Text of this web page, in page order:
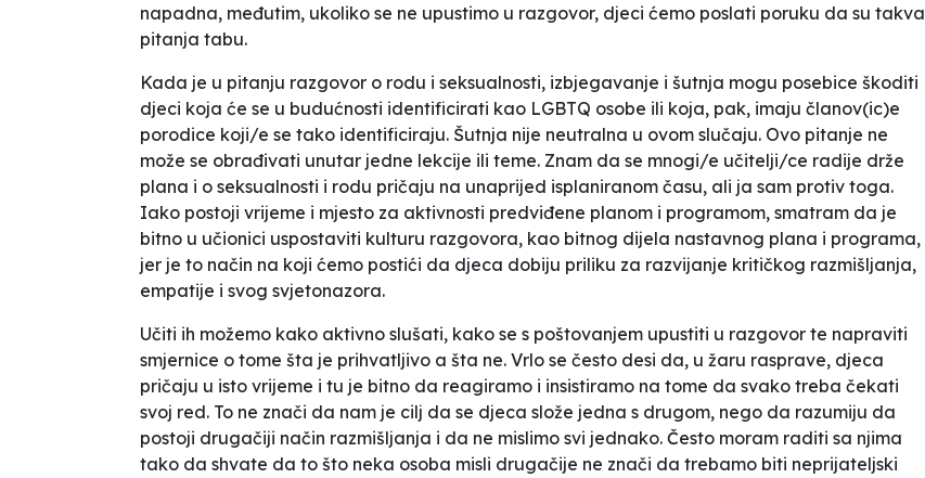
napadna, međutim, ukoliko se ne upustimo u razgovor, djeci ćemo poslati poruku da su takva
pitanja tabu.
Kada je u pitanju razgovor o rodu i seksualnosti, izbjegavanje i šutnja mogu posebice škoditi
djeci koja će se u budućnosti identificirati kao LGBTQ osobe ili koja, pak, imaju članov(ic)e
porodice koji/e se tako identificiraju. Šutnja nije neutralna u ovom slučaju. Ovo pitanje ne
može se obrađivati unutar jedne lekcije ili teme. Znam da se mnogi/e učitelji/ce radije drže
plana i o seksualnosti i rodu pričaju na unaprijed isplaniranom času, ali ja sam protiv toga.
Iako postoji vrijeme i mjesto za aktivnosti predviđene planom i programom, smatram da je
bitno u učionici uspostaviti kulturu razgovora, kao bitnog dijela nastavnog plana i programa,
jer je to način na koji ćemo postići da djeca dobiju priliku za razvijanje kritičkog razmišljanja,
empatije i svog svjetonazora.
Učiti ih možemo kako aktivno slušati, kako se s poštovanjem upustiti u razgovor te napraviti
smjernice o tome šta je prihvatljivo a šta ne. Vrlo se često desi da, u žaru rasprave, djeca
pričaju u isto vrijeme i tu je bitno da reagiramo i insistiramo na tome da svako treba čekati
svoj red. To ne znači da nam je cilj da se djeca slože jedna s drugom, nego da razumiju da
postoji drugačiji način razmišljanja i da ne mislimo svi jednako. Često moram raditi sa njima
tako da shvate da to što neka osoba misli drugačije ne znači da trebamo biti neprijateljski